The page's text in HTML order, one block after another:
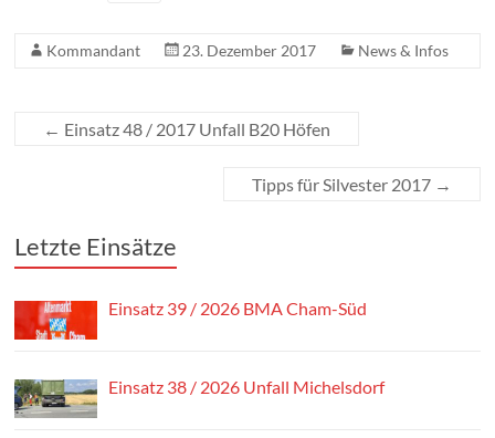
Kommandant 23. Dezember 2017 News & Infos
← Einsatz 48 / 2017 Unfall B20 Höfen
Tipps für Silvester 2017 →
Letzte Einsätze
Einsatz 39 / 2026 BMA Cham-Süd
Einsatz 38 / 2026 Unfall Michelsdorf